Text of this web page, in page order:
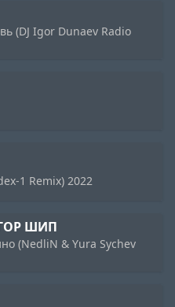
(DJ Igor Dunaev Radio
1 Remix) 2022
ШИП
(NedliN & Yura Sychev